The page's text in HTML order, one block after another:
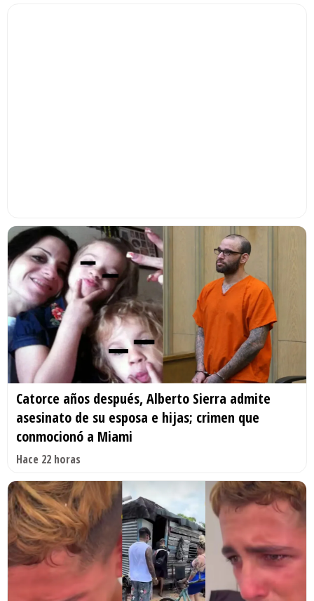
Catorce años después, Alberto Sierra admite
asesinato de su esposa e hijas; crimen que
conmocionó a Miami
Hace 22 horas